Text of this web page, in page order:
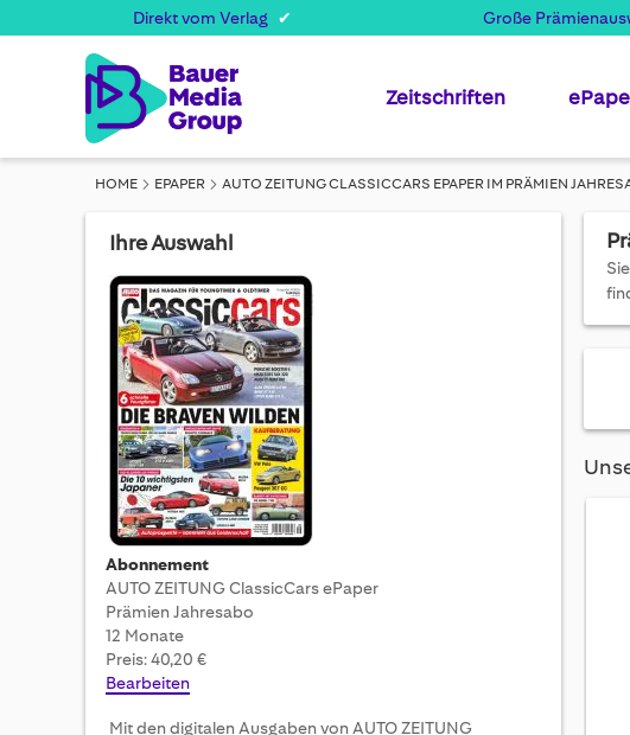
Direkt vom Verlag Große
Zeitschriften
HOME EPAPER AUTO ZEITUNG CLASSICCARS EPAPER IM PRÄMIEN
Ihre Auswahl
Abonnement
AUTO ZEITUNG ClassicCars ePaper
Prämien Jahresabo
12 Monate
Preis: 40,20 €
Bearbeiten
Mit den digitalen Ausgaben von AUTO ZEITUNG